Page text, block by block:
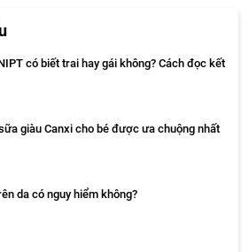
có biết trai hay gái không? Cách đọc kết
giàu Canxi cho bé được ưa chuộng nhất
da có nguy hiểm không?